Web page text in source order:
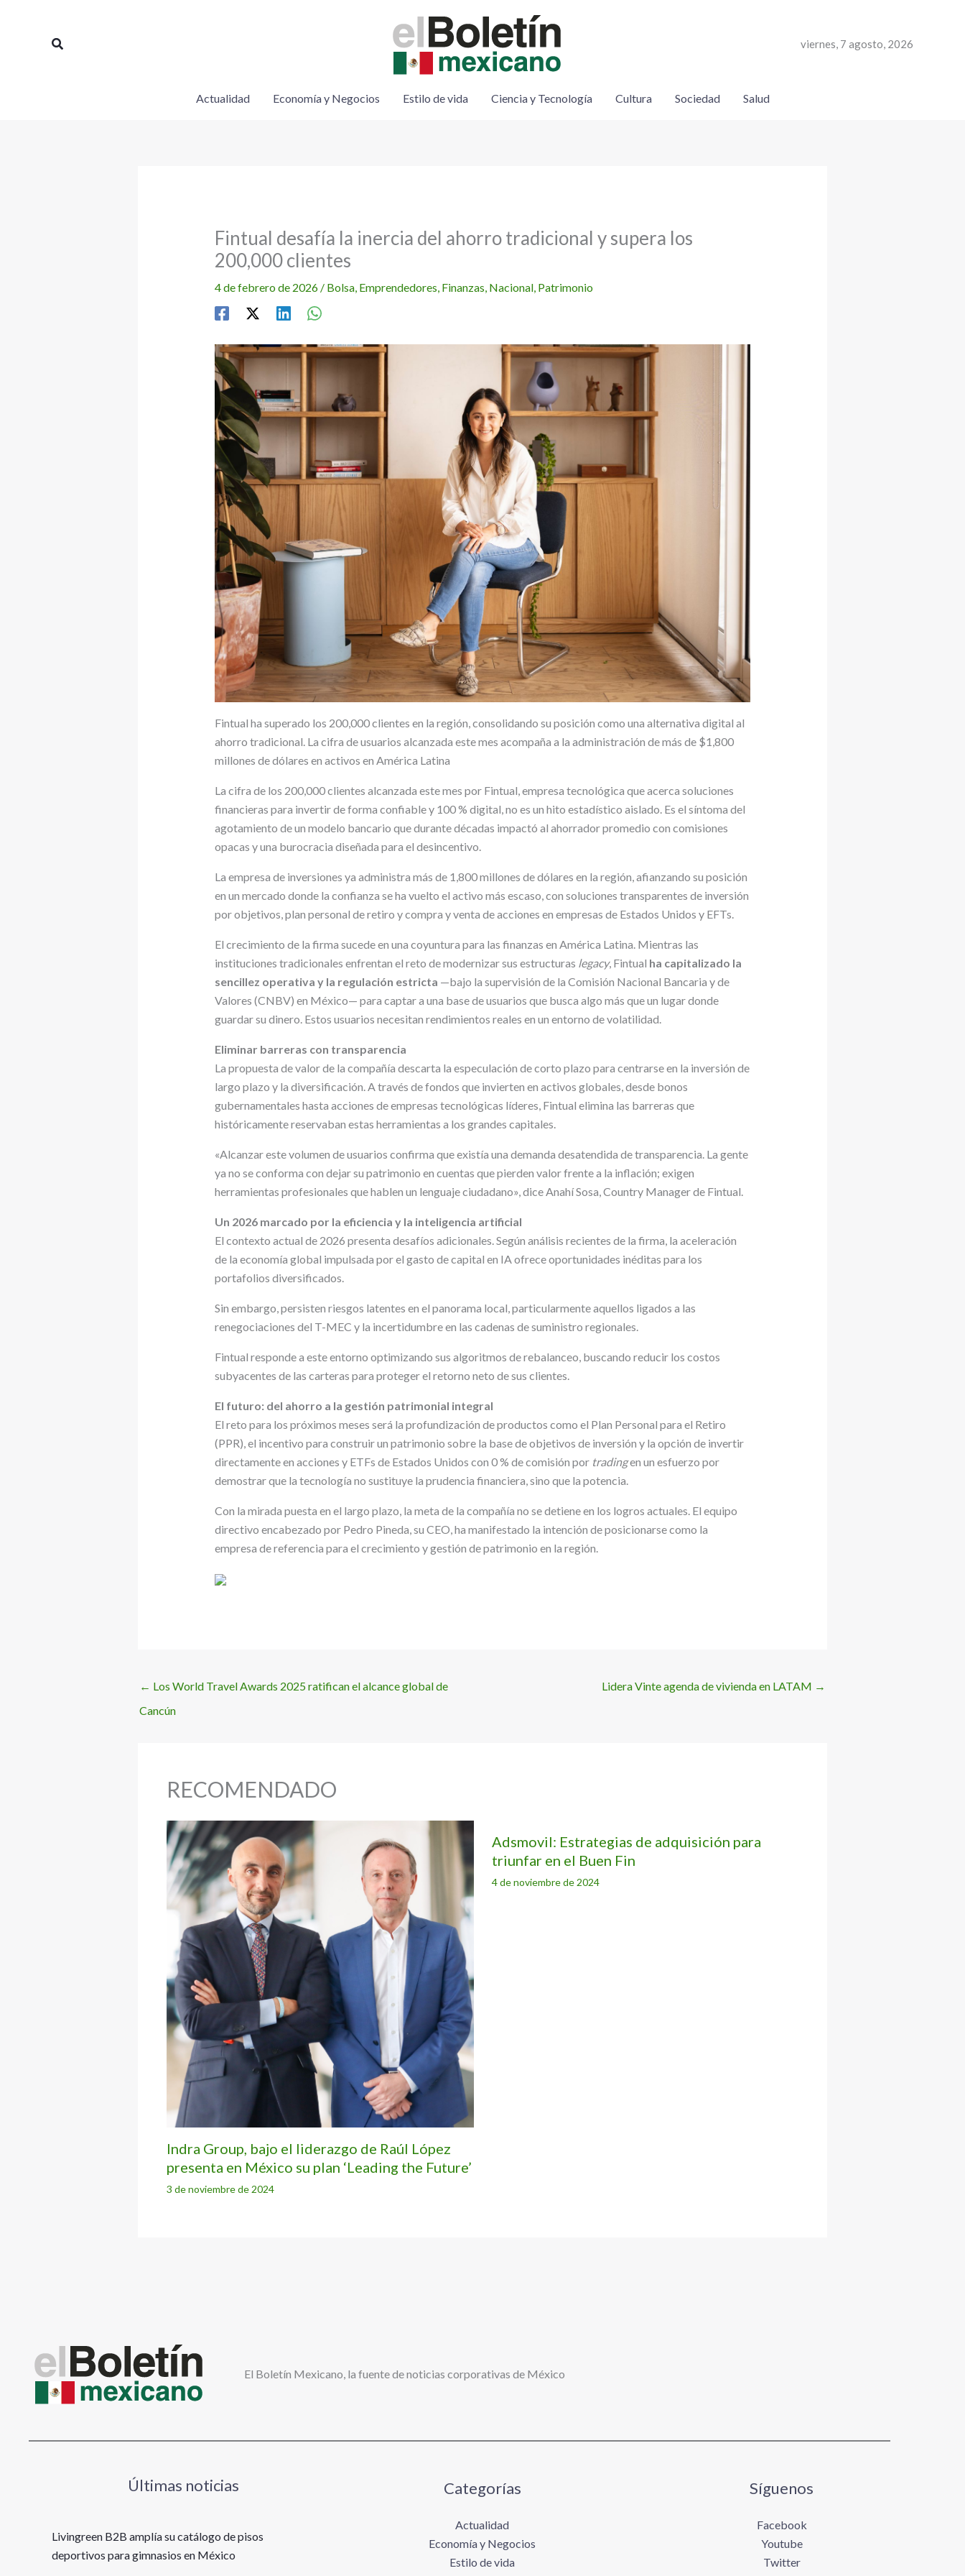
Buscar viernes, 7 agosto, 2026
Actualidad Economía y Negocios Estilo de vida Ciencia y Tecnología Cultura Sociedad Salud
Fintual desafía la inercia del ahorro tradicional y supera los
200,000 clientes
4 de febrero de 2026 / Bolsa, Emprendedores, Finanzas, Nacional, Patrimonio
Fintual ha superado los 200,000 clientes en la región, consolidando su posición como una alternativa digital al
ahorro tradicional. La cifra de usuarios alcanzada este mes acompaña a la administración de más de $1,800
millones de dólares en activos en América Latina
La cifra de los 200,000 clientes alcanzada este mes por Fintual, empresa tecnológica que acerca soluciones
financieras para invertir de forma confiable y 100 % digital, no es un hito estadístico aislado. Es el síntoma del
agotamiento de un modelo bancario que durante décadas impactó al ahorrador promedio con comisiones
opacas y una burocracia diseñada para el desincentivo.
La empresa de inversiones ya administra más de 1,800 millones de dólares en la región, afianzando su posición
en un mercado donde la confianza se ha vuelto el activo más escaso, con soluciones transparentes de inversión
por objetivos, plan personal de retiro y compra y venta de acciones en empresas de Estados Unidos y EFTs.
El crecimiento de la firma sucede en una coyuntura para las finanzas en América Latina. Mientras las
instituciones tradicionales enfrentan el reto de modernizar sus estructuras legacy, Fintual ha capitalizado la
sencillez operativa y la regulación estricta —bajo la supervisión de la Comisión Nacional Bancaria y de
Valores (CNBV) en México— para captar a una base de usuarios que busca algo más que un lugar donde
guardar su dinero. Estos usuarios necesitan rendimientos reales en un entorno de volatilidad.
Eliminar barreras con transparencia
La propuesta de valor de la compañía descarta la especulación de corto plazo para centrarse en la inversión de
largo plazo y la diversificación. A través de fondos que invierten en activos globales, desde bonos
gubernamentales hasta acciones de empresas tecnológicas líderes, Fintual elimina las barreras que
históricamente reservaban estas herramientas a los grandes capitales.
«Alcanzar este volumen de usuarios confirma que existía una demanda desatendida de transparencia. La gente
ya no se conforma con dejar su patrimonio en cuentas que pierden valor frente a la inflación; exigen
herramientas profesionales que hablen un lenguaje ciudadano», dice Anahí Sosa, Country Manager de Fintual.
Un 2026 marcado por la eficiencia y la inteligencia artificial
El contexto actual de 2026 presenta desafíos adicionales. Según análisis recientes de la firma, la aceleración
de la economía global impulsada por el gasto de capital en IA ofrece oportunidades inéditas para los
portafolios diversificados.
Sin embargo, persisten riesgos latentes en el panorama local, particularmente aquellos ligados a las
renegociaciones del T-MEC y la incertidumbre en las cadenas de suministro regionales.
Fintual responde a este entorno optimizando sus algoritmos de rebalanceo, buscando reducir los costos
subyacentes de las carteras para proteger el retorno neto de sus clientes.
El futuro: del ahorro a la gestión patrimonial integral
El reto para los próximos meses será la profundización de productos como el Plan Personal para el Retiro
(PPR), el incentivo para construir un patrimonio sobre la base de objetivos de inversión y la opción de invertir
directamente en acciones y ETFs de Estados Unidos con 0 % de comisión portradingen un esfuerzo por
demostrar que la tecnología no sustituye la prudencia financiera, sino que la potencia.
Con la mirada puesta en el largo plazo, la meta de la compañía no se detiene en los logros actuales. El equipo
directivo encabezado por Pedro Pineda, su CEO, ha manifestado la intención de posicionarse como la
empresa de referencia para el crecimiento y gestión de patrimonio en la región.
← Los World Travel Awards 2025 ratifican el alcance global de
Cancún
Lidera Vinte agenda de vivienda en LATAM →
RECOMENDADO
Indra Group, bajo el liderazgo de Raúl López
presenta en México su plan ‘Leading the Future’
3 de noviembre de 2024
Adsmovil: Estrategias de adquisición para
triunfar en el Buen Fin
4 de noviembre de 2024
El Boletín Mexicano, la fuente de noticias corporativas de México
Últimas noticias
Livingreen B2B amplía su catálogo de pisos
deportivos para gimnasios en México
Categorías
Actualidad
Economía y Negocios
Estilo de vida
Síguenos
Facebook
Youtube
Twitter